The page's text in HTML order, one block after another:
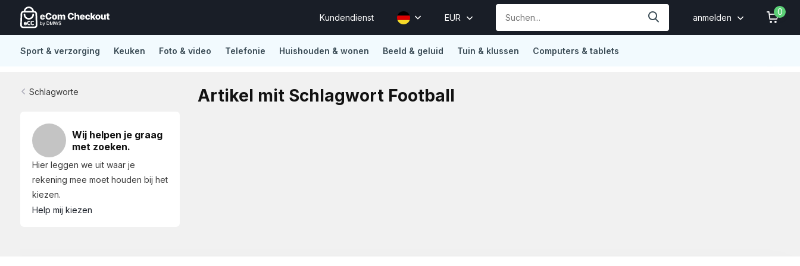
Kundendienst EUR anmelden
0
Sport & verzorging Keuken Foto & video Telefonie Huishouden & wonen Beeld & geluid Tuin & klussen Computers & tablets
De nieuwe standaard in Lightspeed eCom No distractions Vertrouwd door Mollie, Sendcloud, Traffic Today, Happy Online
Schlagworte
Wij helpen je graag
met zoeken.
Hier leggen we uit waar je
rekening mee moet houden bij het
kiezen.
Help mij kiezen
Artikel mit Schlagwort Football